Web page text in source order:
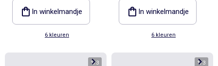
In winkelmandje
6 kleuren
In winkelmandje
6 kleuren
1/3 1/3